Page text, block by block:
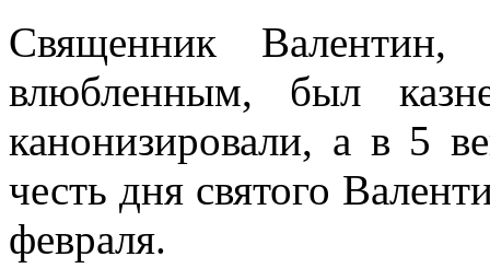
Священник Валентин,
влюбленным, был
канонизировали, а в 5
честь дня святого
февраля.